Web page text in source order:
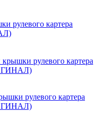
рулевого картера